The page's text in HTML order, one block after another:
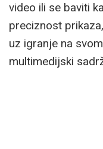
video ili se baviti
preciznost
uz igranje na
multimedijski